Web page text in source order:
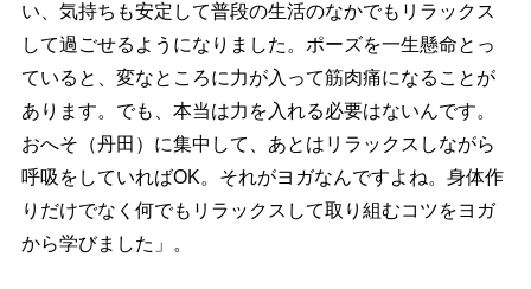
い、気持ちも安定して普段の生活のなかでもリラックス
して過ごせるようになりました。ポーズを一生懸命とっ
ていると、変なところに力が入って筋肉痛になることが
あります。でも、本当は力を入れる必要はないんです。
おへそ（丹田）に集中して、あとはリラックスしながら
呼吸をしていればOK。それがヨガなんですよね。身体作
りだけでなく何でもリラックスして取り組むコツをヨガ
から学びました」。